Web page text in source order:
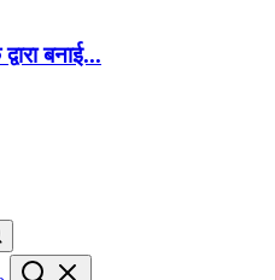
बनाई...